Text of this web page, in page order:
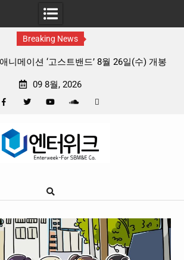
Breaking News
만든 U대회 홍보 영상…최종 6편 선정
09 8월, 2026
Google